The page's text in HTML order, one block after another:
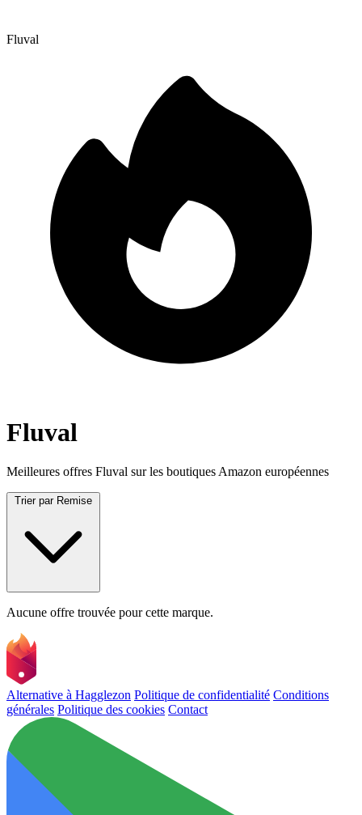
Fluval
Fluval
Meilleures offres Fluval sur les boutiques Amazon européennes
Trier par Remise
Aucune offre trouvée pour cette marque.
Alternative à Hagglezon Politique de confidentialité Conditions
générales Politique des cookies Contact